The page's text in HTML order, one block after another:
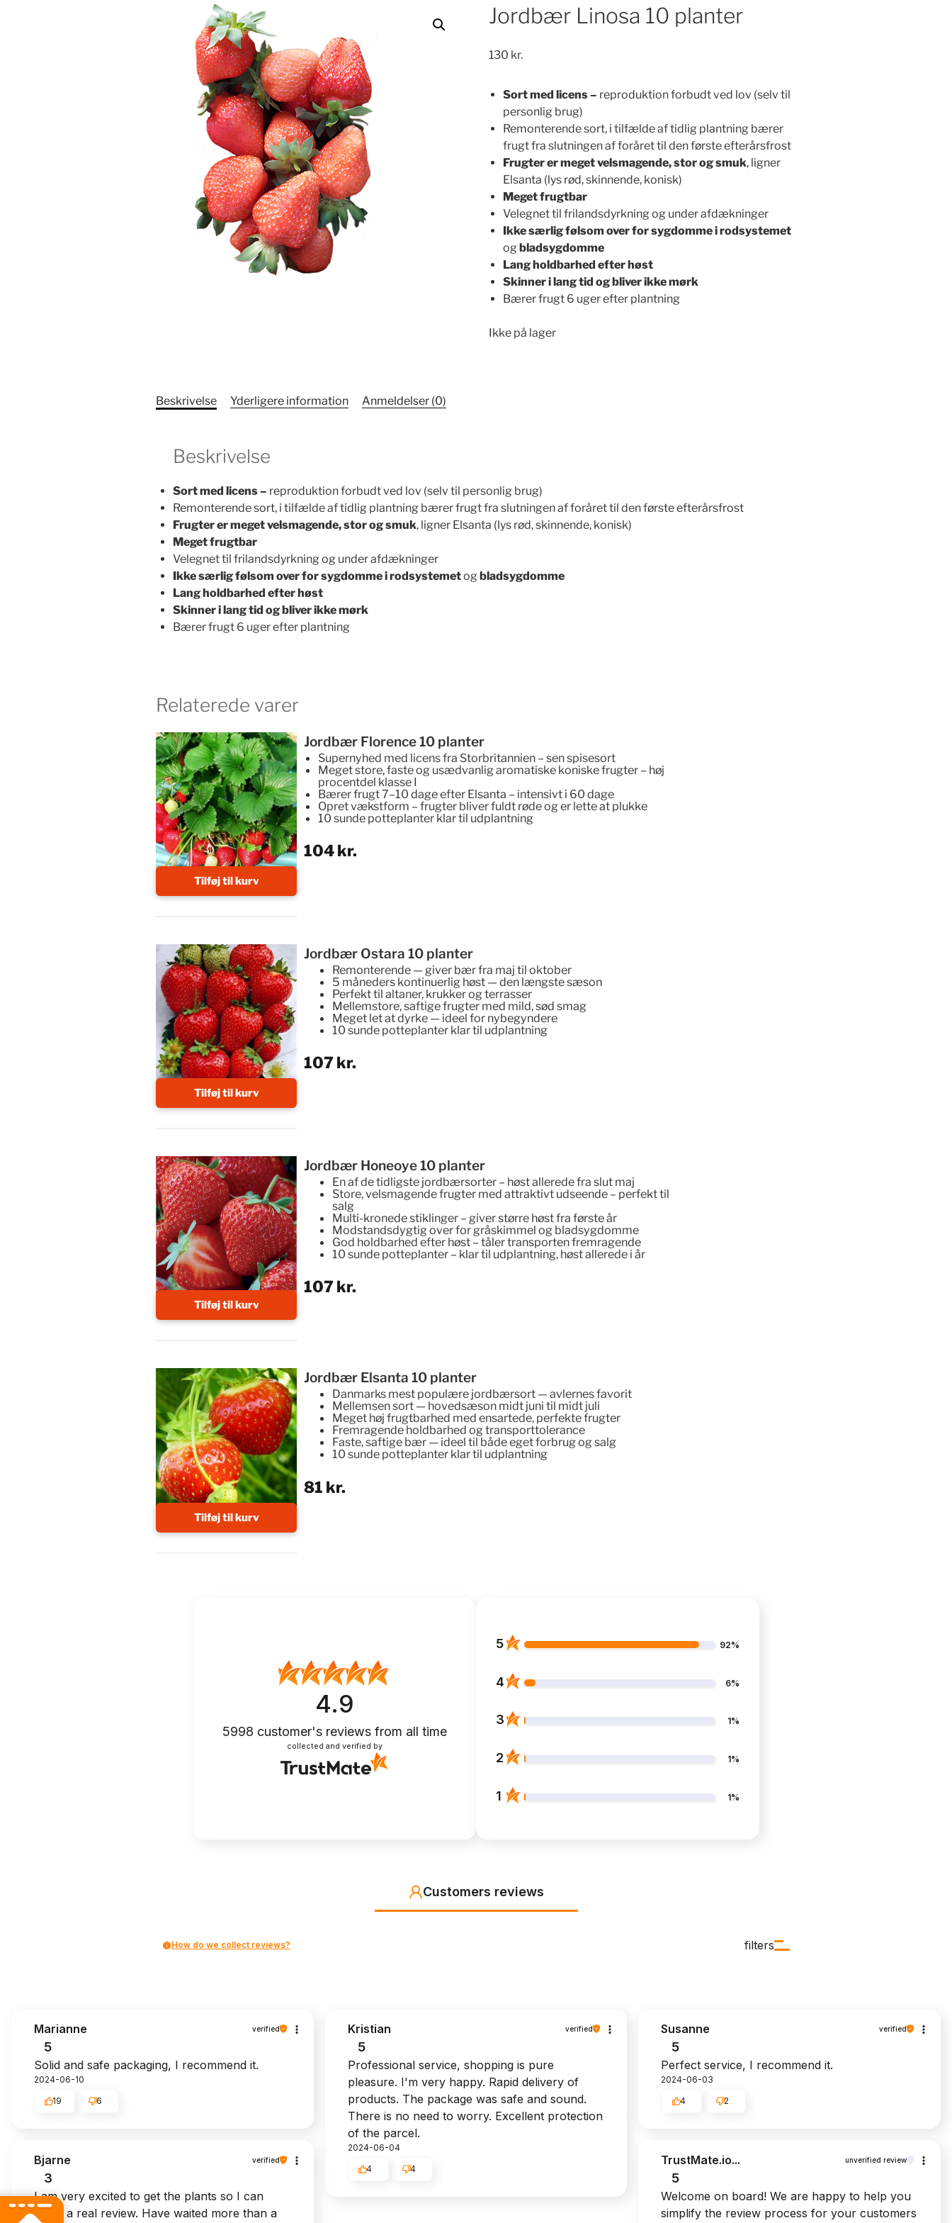
Jordbær Linosa 10 planter
130 kr.
Sort med licens – reproduktion forbudt ved lov (selv til
personlig brug)
Remonterende sort, i tilfælde af tidlig plantning bærer
frugt fra slutningen af ​​foråret til den første efterårsfrost
Frugter er meget velsmagende, stor og smuk, ligner
Elsanta (lys rød, skinnende, konisk)
Meget frugtbar
Velegnet til frilandsdyrkning og under afdækninger
Ikke særlig følsom over for sygdomme i rodsystemet
ogbladsygdomme
Lang holdbarhed efter høst
Skinner i lang tid og bliver ikke mørk
Bærer frugt 6 uger efter plantning
Ikke på lager
Beskrivelse Yderligere information Anmeldelser (0)
Beskrivelse
Sort med licens – reproduktion forbudt ved lov (selv til personlig brug)
Remonterende sort, i tilfælde af tidlig plantning bærer frugt fra slutningen af ​​foråret til den første efterårsfrost
Frugter er meget velsmagende, stor og smuk, ligner Elsanta (lys rød, skinnende, konisk)
Meget frugtbar
Velegnet til frilandsdyrkning og under afdækninger
Ikke særlig følsom over for sygdomme i rodsystemetog bladsygdomme
Lang holdbarhed efter høst
Skinner i lang tid og bliver ikke mørk
Bærer frugt 6 uger efter plantning
Relaterede varer
Tilføj til kurv
Jordbær Florence 10 planter
Supernyhed med licens fra Storbritannien –sen spisesort
Meget store, faste og usædvanlig aromatiske koniske frugter – høj
procentdel klasse I
Bærer frugt 7–10 dage efter Elsanta – intensivt i 60 dage
Opret vækstform – frugter bliver fuldt røde og er lette at plukke
10 sunde potteplanter klar til udplantning
104kr.
Tilføj til kurv
Jordbær Ostara 10 planter
Remonterende — giver bær fra maj til oktober
5 måneders kontinuerlig høst — den længste sæson
Perfekt til altaner, krukker og terrasser
Mellemstore, saftige frugter med mild, sød smag
Meget let at dyrke — ideel for nybegyndere
10 sunde potteplanter klar til udplantning
107 kr.
Tilføj til kurv
Jordbær Honeoye 10 planter
En af de tidligste jordbærsorter – høst allerede fra slut maj
Store, velsmagende frugter med attraktivt udseende – perfekt til
salg
Multi-kronede stiklinger – giver større høst fra første år
Modstandsdygtig over for gråskimmel og bladsygdomme
God holdbarhed efter høst – tåler transporten fremragende
10 sunde potteplanter – klar til udplantning, høst allerede i år
107 kr.
Tilføj til kurv
Jordbær Elsanta 10 planter
Danmarks mest populære jordbærsort — avlernes favorit
Mellemsen sort — hovedsæson midt juni til midt juli
Meget høj frugtbarhed med ensartede, perfekte frugter
Fremragende holdbarhed og transporttolerance
Faste, saftige bær — ideel til både eget forbrug og salg
10 sunde potteplanter klar til udplantning
81 kr.
4.9
5998 customer's reviews from all time
collected and verified by
5 92%
4 6%
3 1%
2 1%
1 1%
Customers reviews
filters
How do we collect reviews?
Marianne verified
5
Solid and safe packaging, I recommend it.
2024-06-10
19 6
Kristian verified
5
Professional service, shopping is pure
pleasure. I'm very happy. Rapid delivery of
products. The package was safe and sound.
There is no need to worry. Excellent protection
of the parcel.
2024-06-04
4 4
Susanne verified
5
Perfect service, I recommend it.
2024-06-03
4 2
Bjarne verified
3
I am very excited to get the plants so I can
make a real review. Have waited more than a
TrustMate.io... unverified review
5
Welcome on board! We are happy to help you
simplify the review process for your customers